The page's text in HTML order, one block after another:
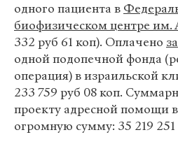
одного пациента в
биофизическом центре им.
332 руб 61 коп). Оплачено
одной подопечной фонда
операция) в израильской
233 759 руб 08 коп.
проекту адресной помощи
огромную сумму: 35 219 251